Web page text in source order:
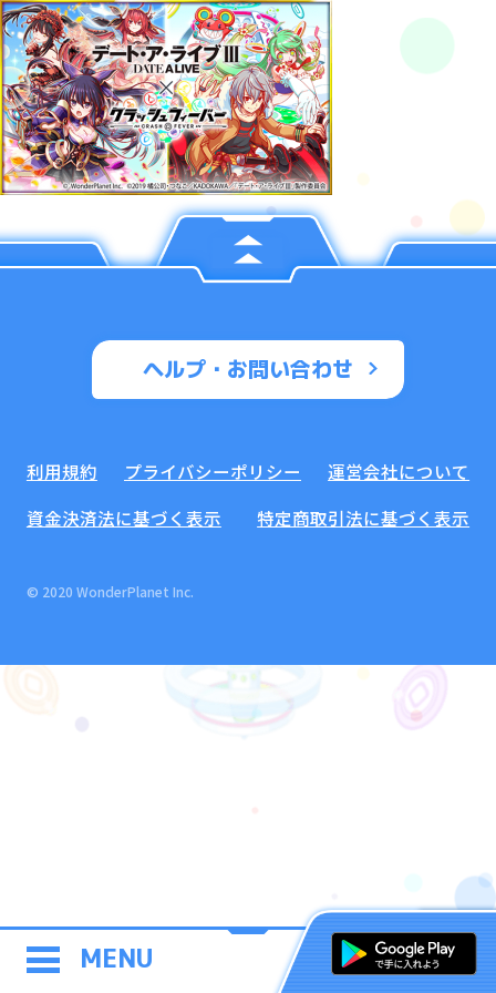
MENU
ヘルプ・お問い合わせ
利用規約 プライバシーポリシー
運営会社について
資金決済法に基づく表示
特定商取引法に基づく表示
© 2020 WonderPlanet Inc.